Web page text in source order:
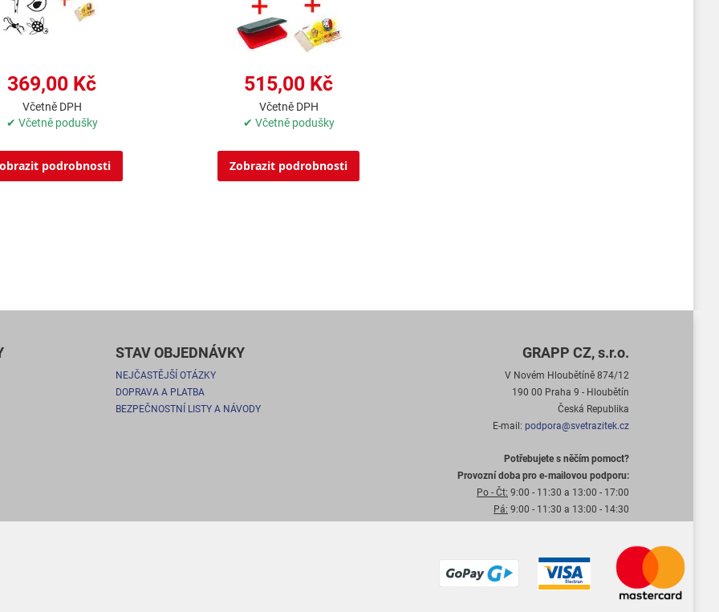
369,00 Kč
Včetně DPH
✔ Včetně podušky
podrobnosti
515,00 Kč
Včetně DPH
✔ Včetně podušky
Zobrazit podrobnosti
STAV OBJEDNÁVKY
NEJČASTĚJŠÍ OTÁZKY
DOPRAVA A PLATBA
BEZPEČNOSTNÍ LISTY A NÁVODY
GRAPP CZ, s.r.o.
V Novém Hloubětíně 874/12
190 00 Praha 9 - Hloubětín
Česká Republika
E-mail: podpora@svetrazitek.cz
Potřebujete s něčím pomoct?
Provozní doba pro e-mailovou podporu:
Po - Čt: 9:00 - 11:30 a 13:00 - 17:00
Pá: 9:00 - 11:30 a 13:00 - 14:30